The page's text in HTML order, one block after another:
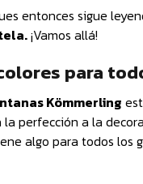
entonces sigue
¡Vamos allá!
para
Kömmerling
perfección a la
algo para todos los